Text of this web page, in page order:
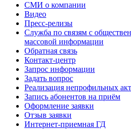
СМИ о компании
Видео
Пресс-релизы
Служба по связям с
массовой информации
Обратная связь
Контакт-центр
Запрос информации
Задать вопрос
Реализация непрофильных
Запись абонентов на приём
Оформление заявки
Отзыв заявки
Интернет-приемная ГД